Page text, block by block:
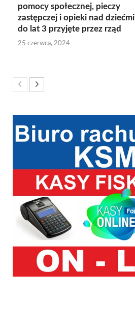
pomocy społecznej, pieczy
zastępczej i opieki nad dziećmi
do lat 3 przyjęte przez rząd
25 czerwca, 2024